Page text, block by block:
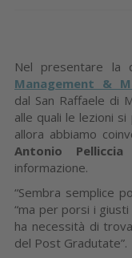
Nel presentare la
Management &
dal San Raffaele di
alle quali le lezioni
allora abbiamo
Antonio Pelliccia
informazione.
“Sembra semplice
“ma per porsi i
ha necessità di
del Post Gradutate”.